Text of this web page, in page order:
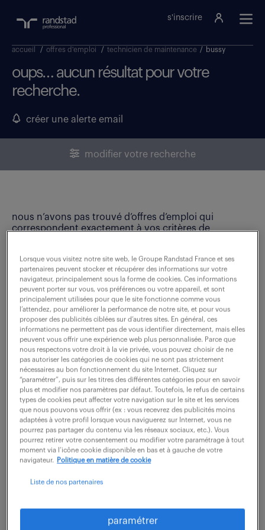
s'inscrire
accueil / offres d'emploi / technicien de maintenance / bussy
oups… aucun résultat pour votre
recherche.
créer une alerte email
modifier votre recherche
nous n’avons pas trouvé d’offres d’emploi qui
correspondent exactement à vos critères de
ne ratez aucune
opportunité.
recevez chaque semaine par mail les offres qui
correspondent à votre dernière recherche.
créer une alerte
partagez-nous
Lorsque vous visitez notre site web, le Groupe Randstad France et ses
partenaires peuvent stocker et récupérer des informations sur votre
navigateur, principalement sous la forme de cookies. Ces informations
peuvent porter sur vous, vos préférences ou votre appareil, et sont
principalement utilisées pour que le site fonctionne comme vous
l’attendez, pour améliorer la performance de notre site, et pour vous
proposer des publicités ciblées sur d’autres sites. En général, ces
informations ne permettent pas de vous identifier directement, mais elles
peuvent vous offrir une expérience web plus personnalisée. Parce que
nous respectons votre droit à la vie privée, vous pouvez choisir de ne
pas autoriser les catégories de cookies qui ne sont pas strictement
nécessaires au bon fonctionnement du site Internet. Cliquez sur
“paramétrer”, puis sur les titres des différentes catégories pour en savoir
plus et modifier nos paramètres par défaut. Toutefois, le refus de certains
types de cookies peut affecter votre navigation sur le site et les services
que nous pouvons vous offrir (ex : vous recevrez des publicités moins
adaptées à votre profil lorsque vous naviguerez sur Internet, vous ne
pourrez pas partager du contenu via les réseaux sociaux, etc.). Vous
pourrez retirer votre consentement ou modifier votre paramétrage à tout
moment via l’icône cookie disponible en bas et à gauche de votre
navigateur.
Politique en matière de cookie
Liste de nos partenaires
paramétrer